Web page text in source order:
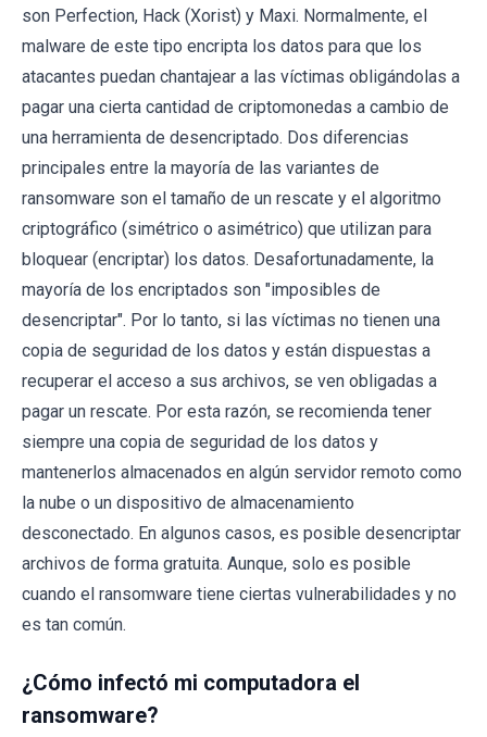
son Perfection, Hack (Xorist) y Maxi. Normalmente, el
malware de este tipo encripta los datos para que los
atacantes puedan chantajear a las víctimas obligándolas a
pagar una cierta cantidad de criptomonedas a cambio de
una herramienta de desencriptado. Dos diferencias
principales entre la mayoría de las variantes de
ransomware son el tamaño de un rescate y el algoritmo
criptográfico (simétrico o asimétrico) que utilizan para
bloquear (encriptar) los datos. Desafortunadamente, la
mayoría de los encriptados son "imposibles de
desencriptar". Por lo tanto, si las víctimas no tienen una
copia de seguridad de los datos y están dispuestas a
recuperar el acceso a sus archivos, se ven obligadas a
pagar un rescate. Por esta razón, se recomienda tener
siempre una copia de seguridad de los datos y
mantenerlos almacenados en algún servidor remoto como
la nube o un dispositivo de almacenamiento
desconectado. En algunos casos, es posible desencriptar
archivos de forma gratuita. Aunque, solo es posible
cuando el ransomware tiene ciertas vulnerabilidades y no
es tan común.
¿Cómo infectó mi computadora el
ransomware?